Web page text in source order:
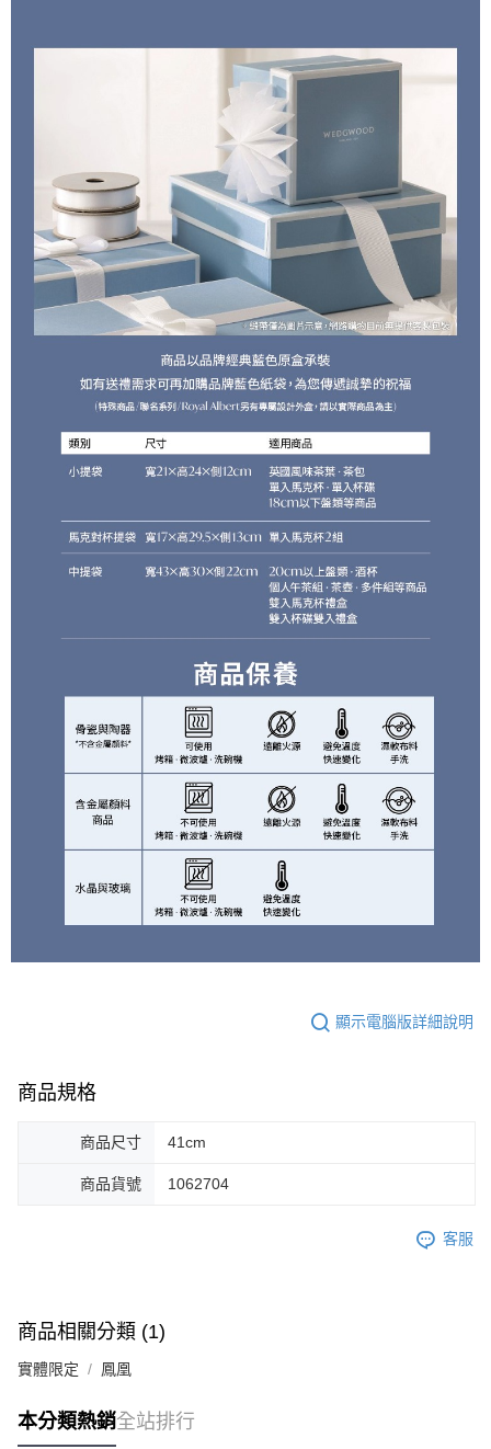
顯示電腦版詳細說明
商品規格
商品尺寸 41cm
商品貨號 1062704
客服
商品相關分類 (1)
實體限定 鳳凰
本分類熱銷全站排行